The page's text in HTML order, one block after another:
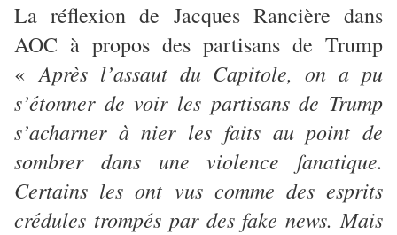
La réflexion de Jacques Rancière dans
AOC à propos des partisans de Trump
«Après l’assaut du Capitole, on a pu
s’étonner de voir les partisans de Trump
s’acharner à nier les faits au point de
sombrer dans une violence fanatique.
Certains les ont vus comme des esprits
crédules trompés par des fake news. Mais